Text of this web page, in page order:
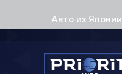
Авто из Японии